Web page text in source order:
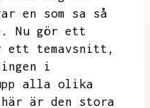
en som sa så
Nu gör ett
ett temavsnitt,
i
alla olika
är den stora